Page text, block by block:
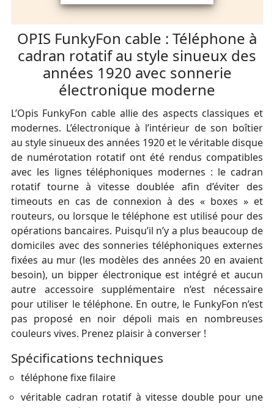
OPIS FunkyFon cable : Téléphone à
cadran rotatif au style sinueux des
années 1920 avec sonnerie
électronique moderne
L’Opis FunkyFon cable allie des aspects classiques et
modernes. L’électronique à l’intérieur de son boîtier
au style sinueux des années 1920 et le véritable disque
de numérotation rotatif ont été rendus compatibles
avec les lignes téléphoniques modernes : le cadran
rotatif tourne à vitesse doublée afin d’éviter des
timeouts en cas de connexion à des « boxes » et
routeurs, ou lorsque le téléphone est utilisé pour des
opérations bancaires. Puisqu’il n’y a plus beaucoup de
domiciles avec des sonneries téléphoniques externes
fixées au mur (les modèles des années 20 en avaient
besoin), un bipper électronique est intégré et aucun
autre accessoire supplémentaire n’est nécessaire
pour utiliser le téléphone. En outre, le FunkyFon n’est
pas proposé en noir dépoli mais en nombreuses
couleurs vives. Prenez plaisir à converser !
Spécifications techniques
téléphone fixe filaire
véritable cadran rotatif à vitesse double pour une